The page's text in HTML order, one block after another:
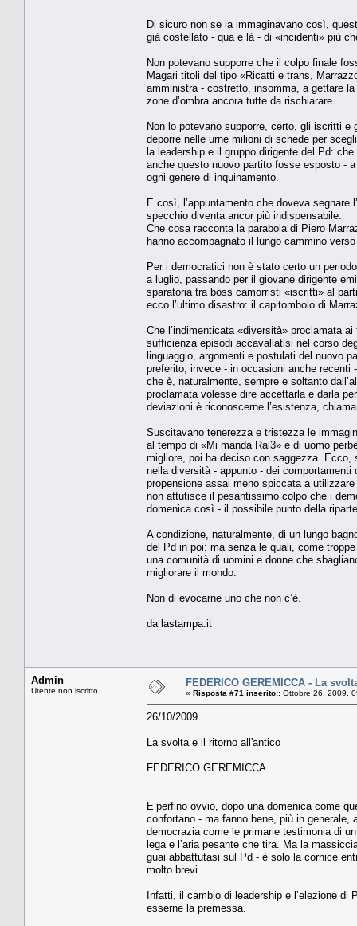
Di sicuro non se la immaginavano così,
già costellato - qua e là - di «incidenti» più
Non potevano supporre che il colpo finale
Magari titoli del tipo «Ricatti e trans,
amministra - costretto, insomma, a gettare
zone d’ombra ancora tutte da rischiarare.
Non lo potevano supporre, certo, gli iscritti
deporre nelle urne milioni di schede per
la leadership e il gruppo dirigente del Pd:
anche questo nuovo partito fosse esposto -
ogni genere di inquinamento.
E così, l’appuntamento che doveva
specchio diventa ancor più indispensabile.
Che cosa racconta la parabola di Piero
hanno accompagnato il lungo cammino
Per i democratici non è stato certo un
a luglio, passando per il giovane dirigente
sparatoria tra boss camorristi «iscritti» al
ecco l’ultimo disastro: il capitombolo di
Che l’indimenticata «diversità» proclamata
sufficienza episodi accavallatisi nel corso
linguaggio, argomenti e postulati del nuovo
preferito, invece - in occasioni anche recenti
che è, naturalmente, sempre e soltanto
proclamata volesse dire accettarla e darla
deviazioni è riconoscerne l’esistenza,
Suscitavano tenerezza e tristezza le
al tempo di «Mi manda Rai3» e di uomo
migliore, poi ha deciso con saggezza.
nella diversità - appunto - dei
propensione assai meno spiccata a
non attutisce il pesantissimo colpo che i
domenica così - il possibile punto della
A condizione, naturalmente, di un lungo
del Pd in poi: ma senza le quali, come
una comunità di uomini e donne che
migliorare il mondo.
Non di evocarne uno che non c’è.
da lastampa.it
Admin
Utente non iscritto
FEDERICO GEREMICCA - La
« Risposta #71 inserito:: Ottobre 26, 2009,
26/10/2009
La svolta e il ritorno all'antico
FEDERICO GEREMICCA
E’perfino ovvio, dopo una domenica come
confortano - ma fanno bene, più in
democrazia come le primarie testimonia di
lega e l’aria pesante che tira. Ma la
guai abbattutasi sul Pd - è solo la cornice
molto brevi.
Infatti, il cambio di leadership e l’elezione
esserne la premessa.